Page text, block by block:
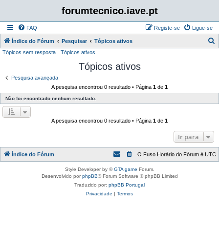
forumtecnico.iave.pt
FAQ Ligue-se
Registe-se
Índice do Fórum Pesquisar Tópicos ativos
Tópicos sem resposta Tópicos ativos
Tópicos ativos
Pesquisa avançada
A pesquisa encontrou 0 resultado • Página 1 de 1
Não foi encontrado nenhum resultado.
A pesquisa encontrou 0 resultado • Página 1 de 1
Ir para
Índice do Fórum O Fuso Horário do Fórum é UTC
Style Developer by ©GTA game Forum.
Desenvolvido porphpBB® Forum Software © phpBB Limited
Traduzido por: phpBB Portugal
Privacidade | Termos